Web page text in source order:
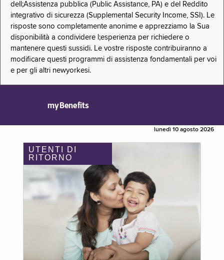
dell;Assistenza pubblica (Public Assistance, PA) e del Reddito
integrativo di sicurezza (Supplemental Security Income, SSI). Le
risposte sono completamente anonime e apprezziamo la Sua
disponibilità a condividere l;esperienza per richiedere o
mantenere questi sussidi. Le vostre risposte contribuiranno a
modificare questi programmi di assistenza fondamentali per voi
e per gli altri newyorkesi.
myBenefits
lunedì 10 agosto 2026
UTENTI DI
RITORNO